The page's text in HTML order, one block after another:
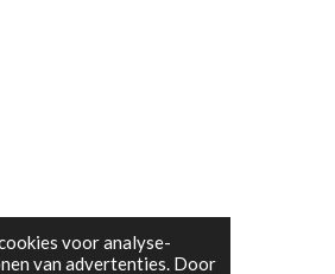
voor analyse-
van advertenties. Door